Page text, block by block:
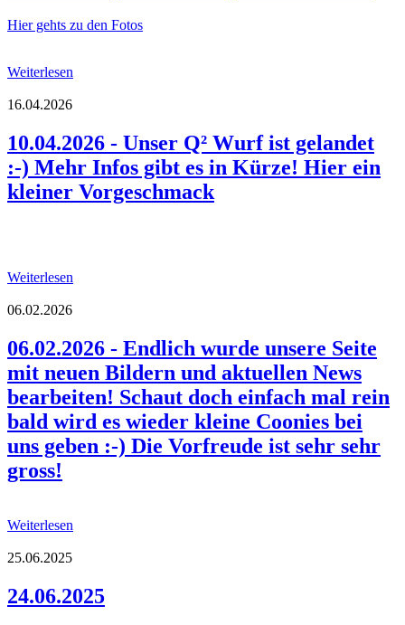
Hier gehts zu den Fotos
Weiterlesen
16.04.2026
10.04.2026 - Unser Q² Wurf ist gelandet
:-) Mehr Infos gibt es in Kürze! Hier ein
kleiner Vorgeschmack
Weiterlesen
06.02.2026
06.02.2026 - Endlich wurde unsere Seite
mit neuen Bildern und aktuellen News
bearbeiten! Schaut doch einfach mal rein
bald wird es wieder kleine Coonies bei
uns geben :-) Die Vorfreude ist sehr sehr
gross!
Weiterlesen
25.06.2025
24.06.2025